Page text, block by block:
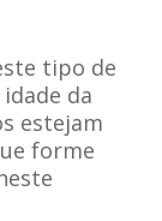
tipo de
da
estejam
forme